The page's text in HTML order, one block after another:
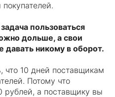
пользоваться
дольше, а свои
никому в оборот.
10 дней поставщикам
Потому что
рублей, а поставщику вы